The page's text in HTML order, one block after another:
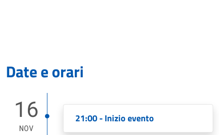
Date e orari
16
NOV
21:00 - Inizio evento